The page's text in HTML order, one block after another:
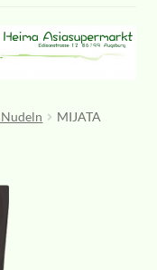
MIJATA